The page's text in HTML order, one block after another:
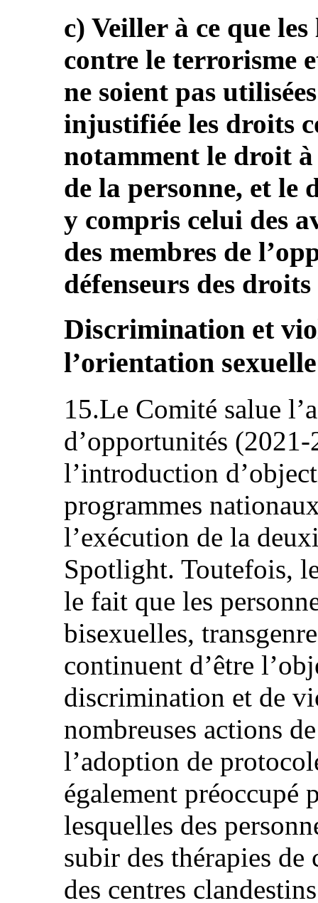
c) Veiller à ce que
contre le terrorisme
ne soient pas
injustifiée les droits
notamment le droit
de la personne, et
y compris celui des
des membres de
défenseurs des
Discrimination et
l’orientation
15.Le Comité salue
d’opportunités
l’introduction
programmes
l’exécution de la
Spotlight. Toutefois,
le fait que les
bisexuelles,
continuent d’être
discrimination et de
nombreuses actions
l’adoption de
également préoccupé
lesquelles des
subir des thérapies
des centres